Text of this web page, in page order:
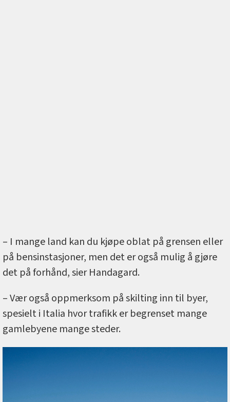
– I mange land kan du kjøpe oblat på grensen eller
på bensinstasjoner, men det er også mulig å gjøre
det på forhånd, sier Handagard.
– Vær også oppmerksom på skilting inn til byer,
spesielt i Italia hvor trafikk er begrenset mange
gamlebyene mange steder.